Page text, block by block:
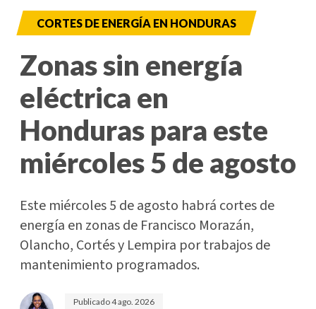
CORTES DE ENERGÍA EN HONDURAS
Zonas sin energía
eléctrica en
Honduras para este
miércoles 5 de agosto
Este miércoles 5 de agosto habrá cortes de
energía en zonas de Francisco Morazán,
Olancho, Cortés y Lempira por trabajos de
mantenimiento programados.
Publicado4 ago. 2026